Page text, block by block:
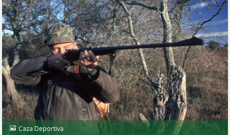
Caza Deportiva